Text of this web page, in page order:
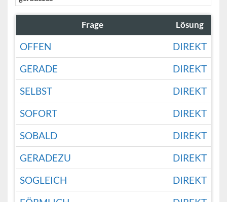
Frage Lösung
OFFEN
DIREKT
GERADE
DIREKT
SELBST
DIREKT
SOFORT
DIREKT
SOBALD
DIREKT
GERADEZU
DIREKT
SOGLEICH
DIREKT